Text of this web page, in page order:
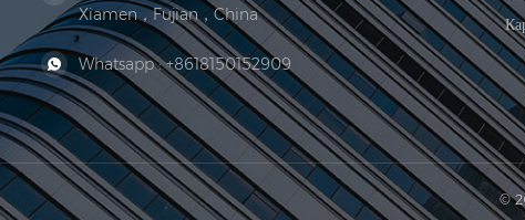
Xiamen，Fujian，China
Whatsapp :+8618150152909
©